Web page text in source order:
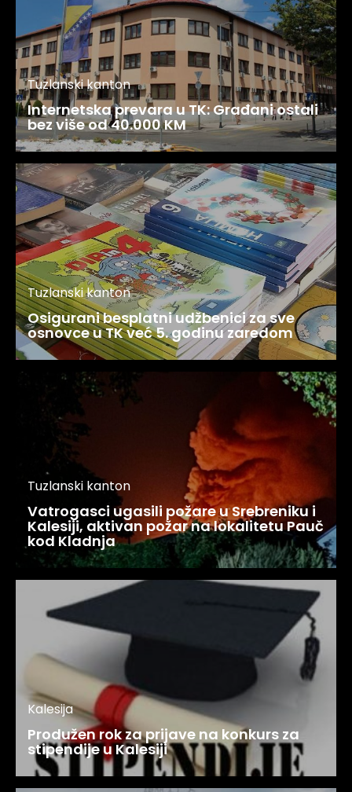
Tuzlanski kanton
Internetska prevara u TK: Građani ostali
bez više od 40.000 KM
Tuzlanski kanton
Osigurani besplatni udžbenici za sve
osnovce u TK već 5. godinu zaredom
Tuzlanski kanton
Vatrogasci ugasili požare u Srebreniku i
Kalesiji, aktivan požar na lokalitetu Pauč
kod Kladnja
Kalesija
Produžen rok za prijave na konkurs za
stipendije u Kalesiji